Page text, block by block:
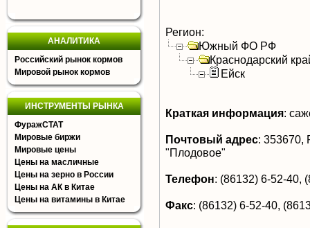
АНАЛИТИКА
Российский рынок кормов
Мировой рынок кормов
ИНСТРУМЕНТЫ РЫНКА
ФуражСТАТ
Мировые биржи
Мировые цены
Цены на масличные
Цены на зерно в России
Цены на АК в Китае
Цены на витамины в Китае
Регион:
Южный ФО РФ
Краснодарский
Ейск
Краткая информация:
Почтовый адрес: 353670,
"Плодовое"
Телефон: (86132) 6-52-40,
Факс: (86132) 6-52-40,